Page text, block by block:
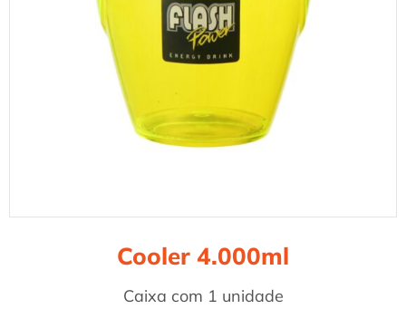
Cooler 4.000ml
Caixa com 1 unidade